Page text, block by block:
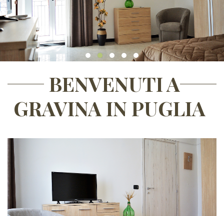
BENVENUTI A
GRAVINA IN PUGLIA